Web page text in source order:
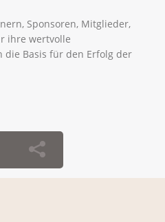
Sponsoren, Mitglieder,
ihre wertvolle
die Basis für den Erfolg der